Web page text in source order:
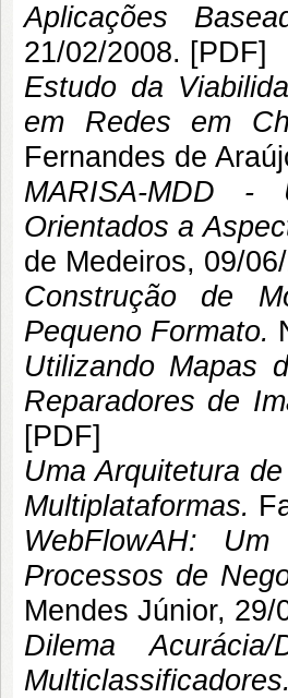
Aplicações
21/02/2008. [PDF]
Estudo da
em Redes em
Fernandes de
MARISA-MDD -
Orientados a
de Medeiros, 09/
Construção de
Pequeno Formato.
Utilizando Mapas
Reparadores de
[PDF]
Uma Arquitetura
Multiplataformas.
WebFlowAH:
Processos de
Mendes Júnior, 29/
Dilema
Multiclassificadores.